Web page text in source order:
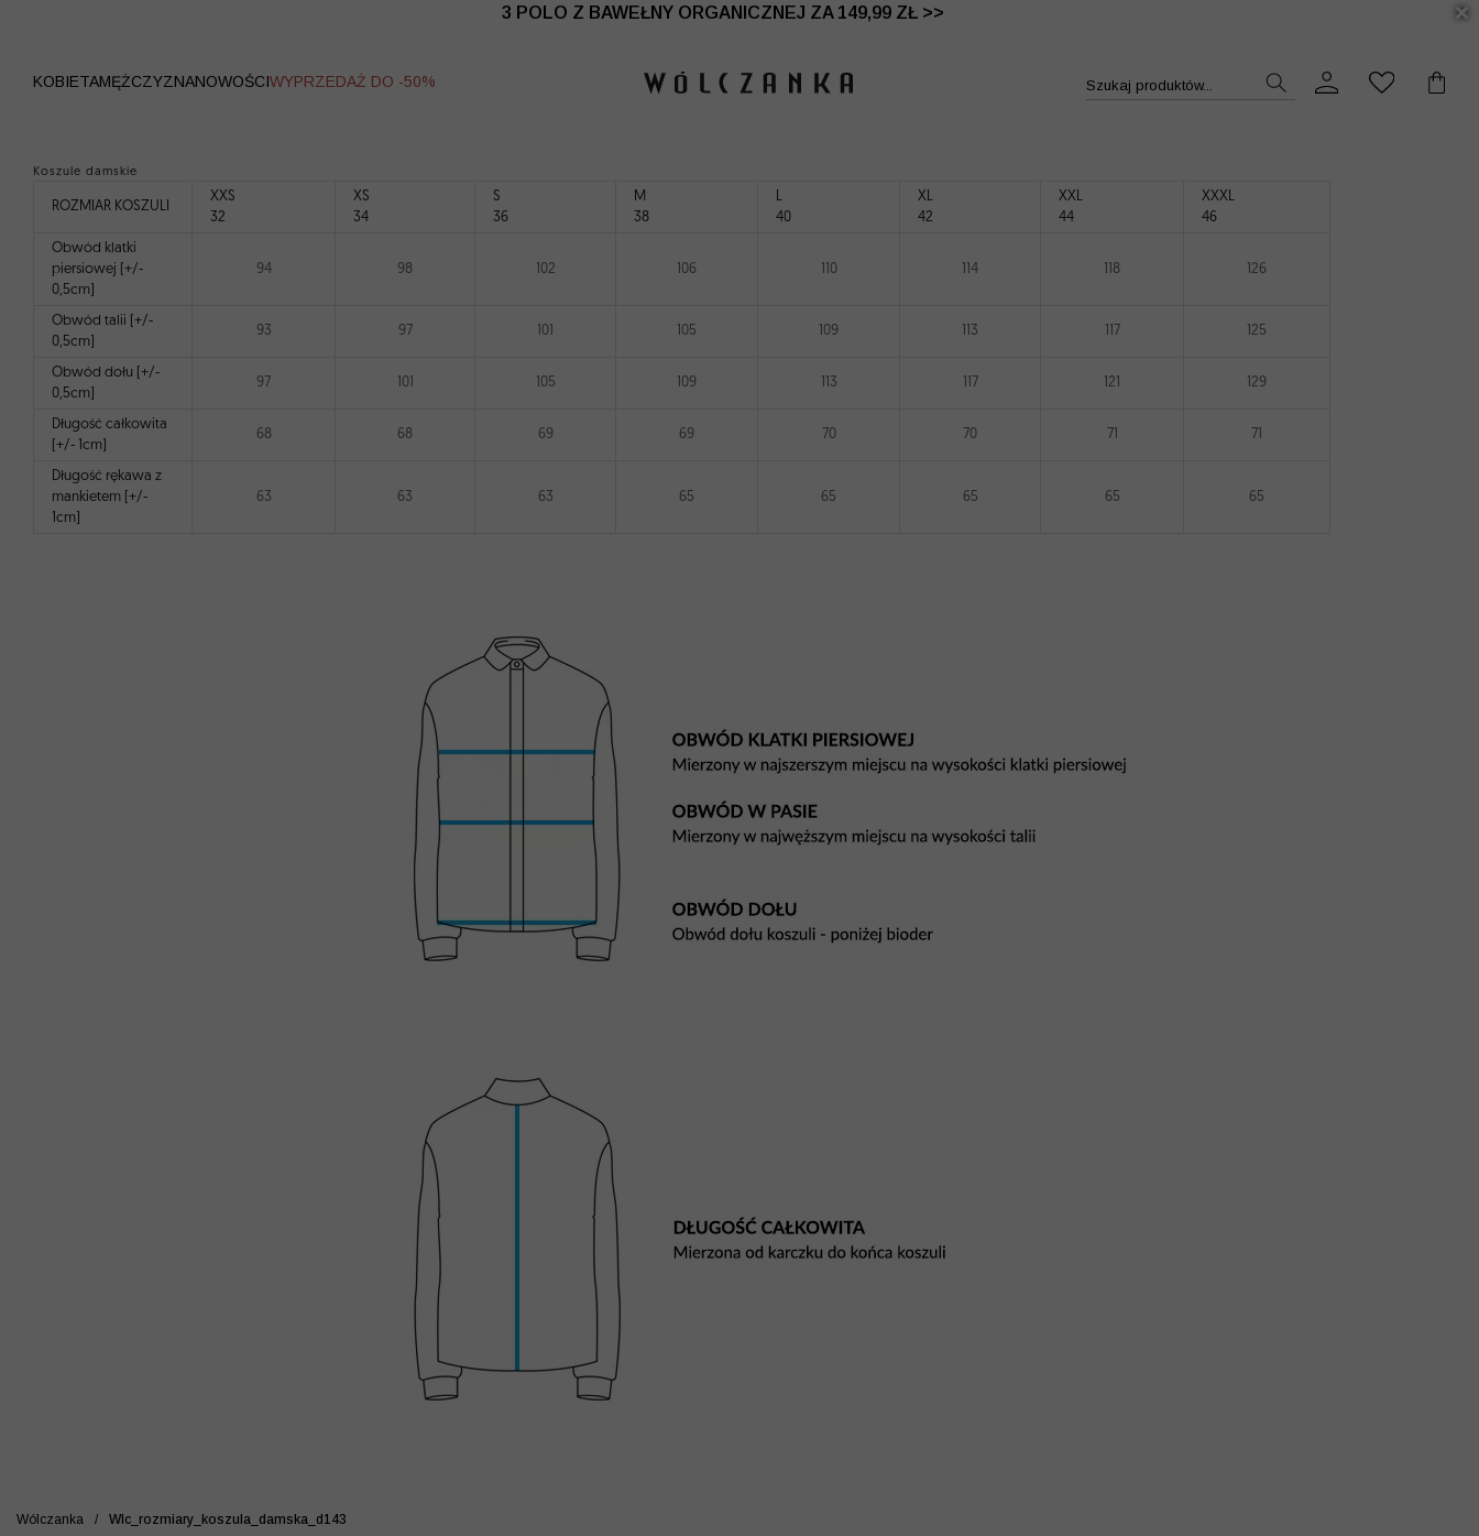
3 POLO Z BAWEŁNY ORGANICZNEJ ZA 149,99 ZŁ >>
WYPRZEDAŻ DO -50% | DODATKOWE -30% NA DRUGI I TRZECI PRODUKT >>
KOBIETAMĘŻCZYZNANOWOŚCIWYPRZEDAŻ DO -50% Szukaj produktów...
Koszule damskie
ROZMIAR KOSZULI
XXS
32
XS
34
S
36
M
38
L
40
XL
42
XXL
44
XXXL
46
Obwód klatki
piersiowej [+/-
0,5cm]
94 98 102 106 110 114 118 126
Obwód talii [+/-
0,5cm]
93 97 101 105 109 113 117 125
Obwód dołu [+/-
0,5cm]
97 101 105 109 113 117 121 129
Długość całkowita
[+/- 1cm]
68 68 69 69 70 70 71 71
Długość rękawa z
mankietem [+/-
1cm]
63 63 63 65 65 65 65 65
Wólczanka / Wlc_rozmiary_koszula_damska_d143